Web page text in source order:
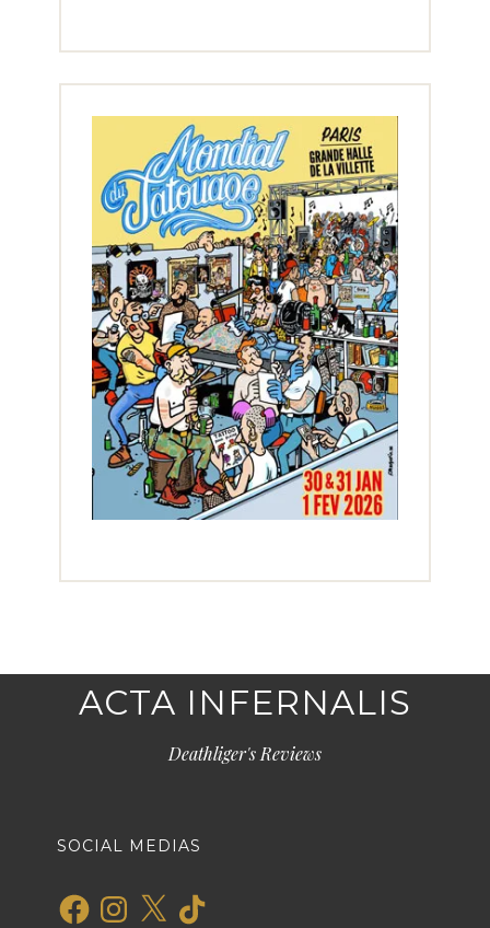
ACTA INFERNALIS
Deathliger's Reviews
SOCIAL MEDIAS
FacebookInstagram
X TikTok